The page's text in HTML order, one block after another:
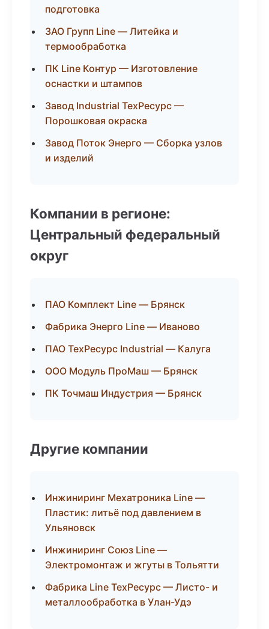
подготовка
ЗАО Групп Line — Литейка и
термообработка
ПК Line Контур — Изготовление
оснастки и штампов
Завод Industrial ТехРесурс —
Порошковая окраска
Завод Поток Энерго — Сборка узлов
и изделий
Компании в регионе:
Центральный федеральный
округ
ПАО Комплект Line — Брянск
Фабрика Энерго Line — Иваново
ПАО ТехРесурс Industrial — Калуга
ООО Модуль ПроМаш — Брянск
ПК Точмаш Индустрия — Брянск
Другие компании
Инжиниринг Мехатроника Line —
Пластик: литьё под давлением в
Ульяновск
Инжиниринг Союз Line —
Электромонтаж и жгуты в Тольятти
Фабрика Line ТехРесурс — Листо- и
металлообработка в Улан-Удэ